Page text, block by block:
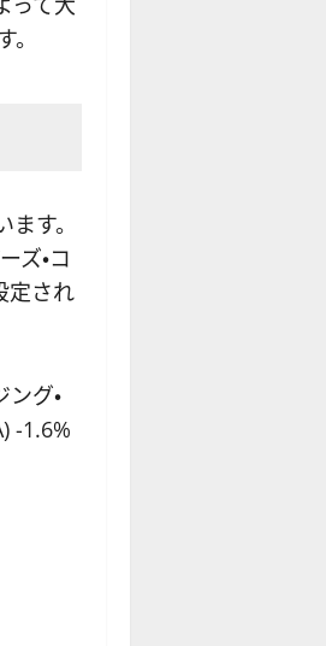
す。
・コ
定され
グ・
-1.6%